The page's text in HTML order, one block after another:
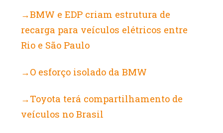
→BMW e EDP criam estrutura de
recarga para veículos elétricos entre
Rio e São Paulo
→O esforço isolado da BMW
→Toyota terá compartilhamento de
veículos no Brasil